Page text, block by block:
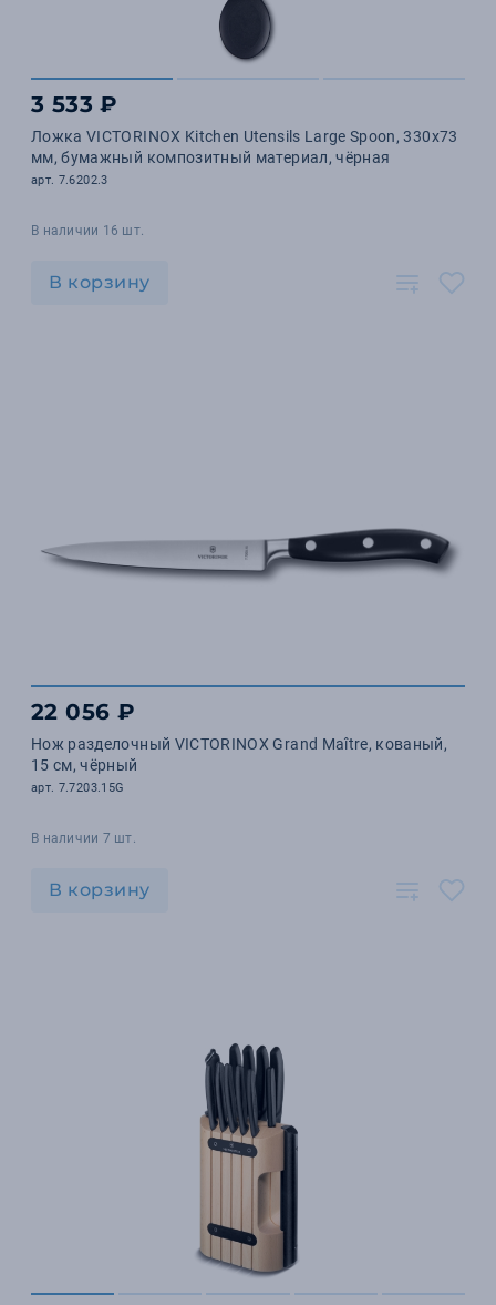
3 533 ₽
Ложка VICTORINOX Kitchen Utensils Large Spoon, 330x73
мм, бумажный композитный материал, чёрная
арт. 7.6202.3
В наличии 16 шт.
В корзину
22 056 ₽
Нож разделочный VICTORINOX Grand Maître, кованый,
15 см, чёрный
арт. 7.7203.15G
В наличии 7 шт.
В корзину